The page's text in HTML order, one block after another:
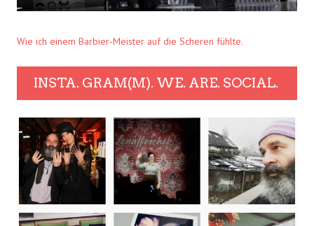
Wie ich einem Barbier-Meister auf die Scheren fühlte.
INSTA. GRAM(M). WE. ARE. SOCIAL.